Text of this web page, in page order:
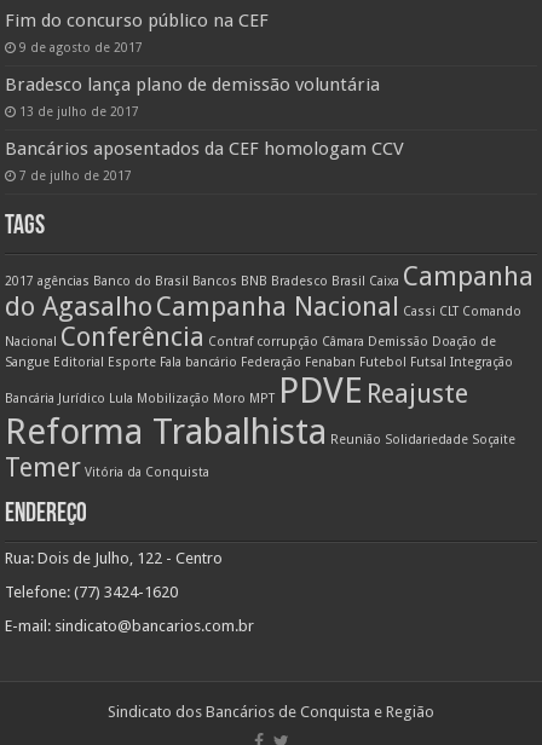
Fim do concurso público na CEF
9 de agosto de 2017
Bradesco lança plano de demissão voluntária
13 de julho de 2017
Bancários aposentados da CEF homologam CCV
7 de julho de 2017
TAGS
2017 agências Banco do Brasil Bancos BNB Bradesco Brasil Caixa Campanha
do Agasalho Campanha Nacional Cassi CLT Comando
Nacional Conferência Contraf corrupção Câmara Demissão Doação de
Sangue Editorial Esporte Fala bancário Federação Fenaban Futebol Futsal Integração
Bancária Jurídico Lula Mobilização Moro MPT PDVE Reajuste
Reforma Trabalhista Reunião Solidariedade Soçaite
Temer Vitória da Conquista
ENDEREÇO
Rua: Dois de Julho, 122 - Centro
Telefone: (77) 3424-1620
E-mail: sindicato@bancarios.com.br
Sindicato dos Bancários de Conquista e Região